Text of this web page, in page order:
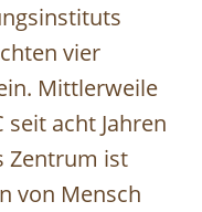
vier
Mittlerweile
seit acht Jahren
Zentrum ist
von Mensch